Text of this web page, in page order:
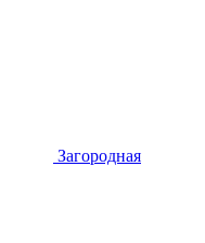
Загородная